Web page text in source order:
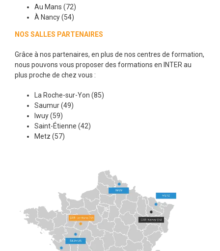
Au Mans (72)
À Nancy (54)
NOS SALLES PARTENAIRES
Grâce à nos partenaires, en plus de nos centres de formation,
nous pouvons vous proposer des formations en INTER au
plus proche de chez vous :
La Roche-sur-Yon (85)
Saumur (49)
Iwuy (59)
Saint-Étienne (42)
Metz (57)